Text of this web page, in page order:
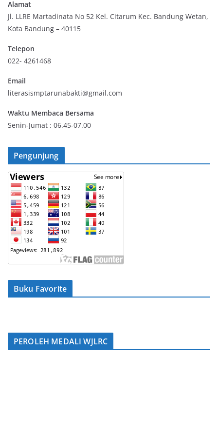
Alamat
Jl. LLRE Martadinata No 52 Kel. Citarum Kec. Bandung Wetan,
Kota Bandung – 40115
Telepon
022- 4261468
Email
literasismptarunabakti@gmail.com
Waktu Membaca Bersama
Senin-Jumat : 06.45-07.00
Pengunjung
Buku Favorite
PEROLEH MEDALI WJLRC